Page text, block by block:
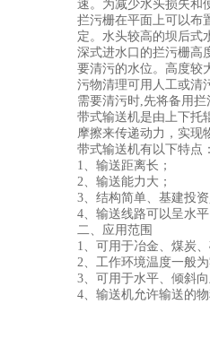
速。为减少水头损失和
拦污栅在平面上可以布
定。水头较高的坝后式
深式进水口的拦污栅高
要清污的水位。高度较
污物清理可用人工或清
需要清污时,先将备用
带式输送机是由上下托
摩擦来传递动力，实现
带式输送机有以下特点
1、输送距离长；
2、输送能力大；
3、结构简单、基建投
4、输送线路可以呈水
二、应用范围
1、可用于冶金、煤炭
2、工作环境温度一般
3、可用于水平、倾斜
4、输送机允许输送的